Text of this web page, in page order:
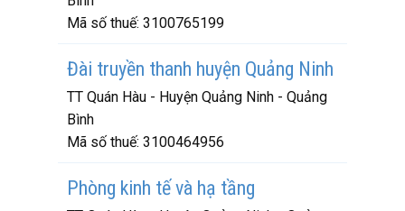
Mã số thuế: 3100765199
Đài truyền thanh huyện Quảng Ninh
TT Quán Hàu - Huyện Quảng Ninh - Quảng
Bình
Mã số thuế: 3100464956
Phòng kinh tế và hạ tầng